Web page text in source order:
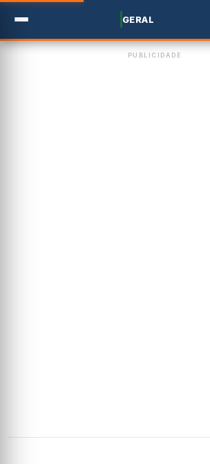
GERAL
PUBLICIDADE